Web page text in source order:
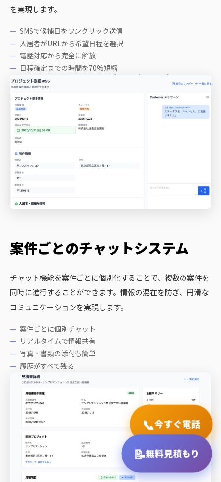
を実現します。
SMSで候補日をワンクリック送信
入居者がURLから希望日程を選択
電話対応から完全に解放
日程確定までの時間を70%短縮
案件ごとのチャットシステム
チャット機能を案件ごとに個別化することで、複数の案件を
同時に進行することができます。情報の混在を防ぎ、円滑な
コミュニケーションを実現します。
案件ごとに個別チャット
リアルタイムで情報共有
写真・書類の添付も簡単
履歴がすべて残る
📞今すぐ電話
📝無料見積もり